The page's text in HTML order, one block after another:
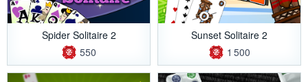
Spider Solitaire 2
550
Sunset Solitaire 2
1 500